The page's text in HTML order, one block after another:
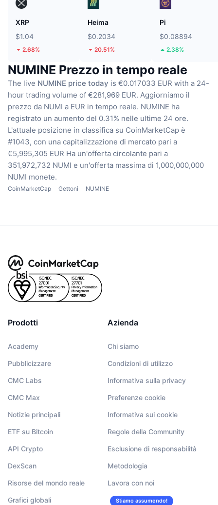
XRP
$1.04
2.68%
Heima
$0.2034
20.51%
Pi
$0.08894
2.38%
NUMINE Prezzo in tempo reale
The live NUMINE price today is €0.017033 EUR with a 24-
hour trading volume of €281,969 EUR. Aggiorniamo il
prezzo da NUMI a EUR in tempo reale. NUMINE ha
registrato un aumento del 0.31% nelle ultime 24 ore.
L'attuale posizione in classifica su CoinMarketCap è
#1043, con una capitalizzazione di mercato pari a
€5,995,305 EUR Ha un'offerta circolante pari a
351,972,732 NUMI e un'offerta massima di 1,000,000,000
NUMI monete.
CoinMarketCap Gettoni NUMINE
Prodotti
Academy
Pubblicizzare
CMC Labs
CMC Max
Notizie principali
ETF su Bitcoin
API Crypto
DexScan
Risorse del mondo reale
Grafici globali
Azienda
Chi siamo
Condizioni di utilizzo
Informativa sulla privacy
Preferenze cookie
Informativa sui cookie
Regole della Community
Esclusione di responsabilità
Metodologia
Lavora con noi
Stiamo assumendo!